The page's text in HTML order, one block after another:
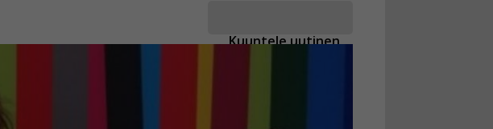
Kuuntele uutinen